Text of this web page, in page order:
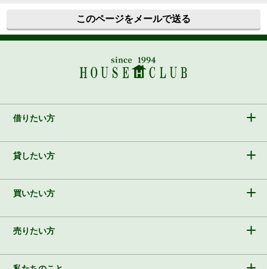
このページをメールで送る
借りたい方
貸したい方
買いたい方
売りたい方